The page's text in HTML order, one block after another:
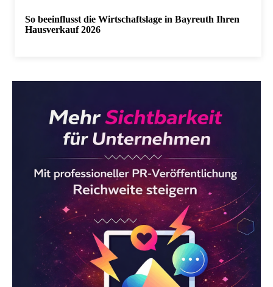
So beeinflusst die Wirtschaftslage in Bayreuth Ihren
Hausverkauf 2026